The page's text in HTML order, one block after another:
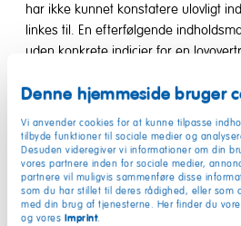
Denne hjemmeside bruger
Vi anvender cookies for at kunne tilpasse
tilbyde funktioner til sociale medier og
Desuden videregiver vi informationer om din
vores partnere inden for sociale medier,
partnere vil muligvis sammenføre disse
som du har stillet til deres rådighed, eller som
med din brug af tjenesterne. Her finder du
og vores Imprint.
har ikke kunnet konstatere ulovligt
linkes til. En efterfølgende
uden konkrete indicier for en
hvis du via vores links kommer til
betænkeligt. Så snart vi bliver
indholdet på siderne, der linkes til,
Denne erklæring gælder for alle
vores sider.